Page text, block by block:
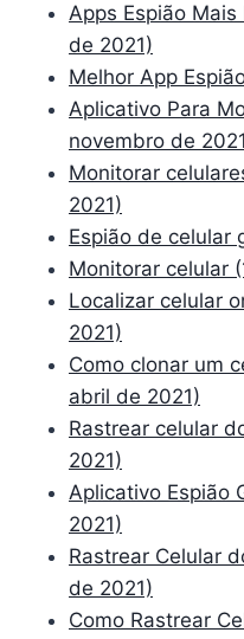
Apps Espião
de 2021)
Melhor App
Aplicativo Para
novembro de
Monitorar
2021)
Espião de celular
Monitorar celular
Localizar celular
2021)
Como clonar um
abril de 2021)
Rastrear celular
2021)
Aplicativo Espião
2021)
Rastrear Celular
de 2021)
Como Rastrear